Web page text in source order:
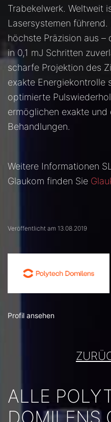
Trabekelwerk. Weltweit
Lasersystemen
höchste Präzision aus –
in 0,1 mJ Schritten
scharfe Projektion des
exakte Energiekontrolle
optimierte
ermöglichen exakte und
Behandlungen.
Weitere Informationen
Glaukom finden Sie
Veröffentlicht am 13.08.2019
Profil ansehen
ALLE